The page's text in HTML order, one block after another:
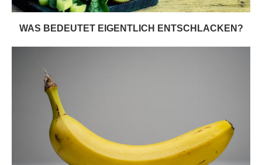
WAS BEDEUTET EIGENTLICH ENTSCHLACKEN?